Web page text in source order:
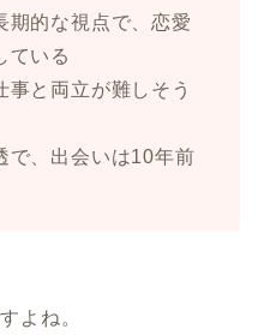
期的な視点で、恋愛
ている
と両立が難しそう
、出会いは10年前
よね。